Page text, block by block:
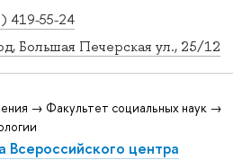
419-55-24
Большая Печерская ул., 25/12
→ Факультет социальных наук →
Всероссийского центра